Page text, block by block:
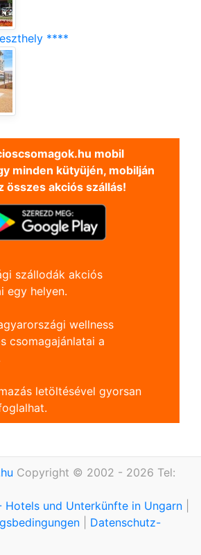
****
mobil
minden kütyüjén, mobilján
összes akciós szállás!
szállodák akciós
egy helyen.
wellness
csomagajánlatai a
letöltésével gyorsan
Copyright © 2002 - 2026 Tel:
und Unterkünfte in Ungarn
Datenschutz-